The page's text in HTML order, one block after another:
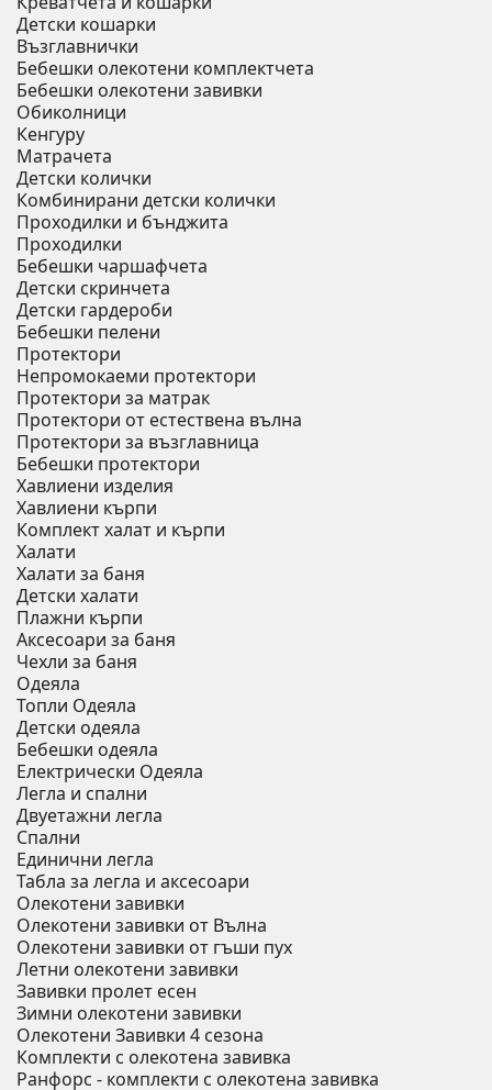
Детски кошарки
Възглавнички
Бебешки oлекотени комплектчета
Бебешки олекотени завивки
Обиколници
Кенгуру
Матрачета
Детски колички
Комбинирани детски колички
Проходилки и бънджита
Проходилки
Бебешки чаршафчета
Детски скринчета
Детски гардероби
Бебешки пелени
Протектори
Непромокаеми протектори
Протектори за матрак
Протектори от естествена вълна
Протектори за възглавница
Бебешки протектори
Хавлиени изделия
Хавлиени кърпи
Комплект халат и кърпи
Халати
Халати за баня
Детски халати
Плажни кърпи
Аксесоари за баня
Чехли за баня
Одеяла
Топли Одеяла
Детски одеяла
Бебешки одеяла
Електрически Одеяла
Легла и спални
Двуетажни легла
Спални
Единични легла
Табла за легла и аксесоари
Олекотени завивки
Олекотени завивки от Вълна
Олекотени завивки от гъши пух
Летни олекотени завивки
Завивки пролет есен
Зимни олекотени завивки
Олекотени Завивки 4 сезона
Комплекти с олекотена завивка
Ранфорс - комплекти с олекотена завивка